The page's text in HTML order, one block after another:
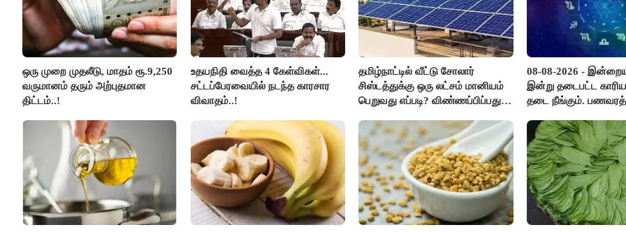
ஒரு முறை முதலீடு, மாதம் ரூ.9,250
வருமானம் தரும் அற்புதமான
திட்டம்..!
உதயநிதி வைத்த 4 கேள்விகள்...
சட்டப்பேரவையில் நடந்த காரசார
விவாதம்..!
தமிழ்நாட்டில் வீட்டு சோலார்
சிஸ்டத்துக்கு ஒரு லட்சம் மானியம்
பெறுவது எப்படி? விண்ணப்பிப்பது
08-08-2026 -
இன்று தடைபட்ட
தடை நீங்கும்.
எண்ணம்